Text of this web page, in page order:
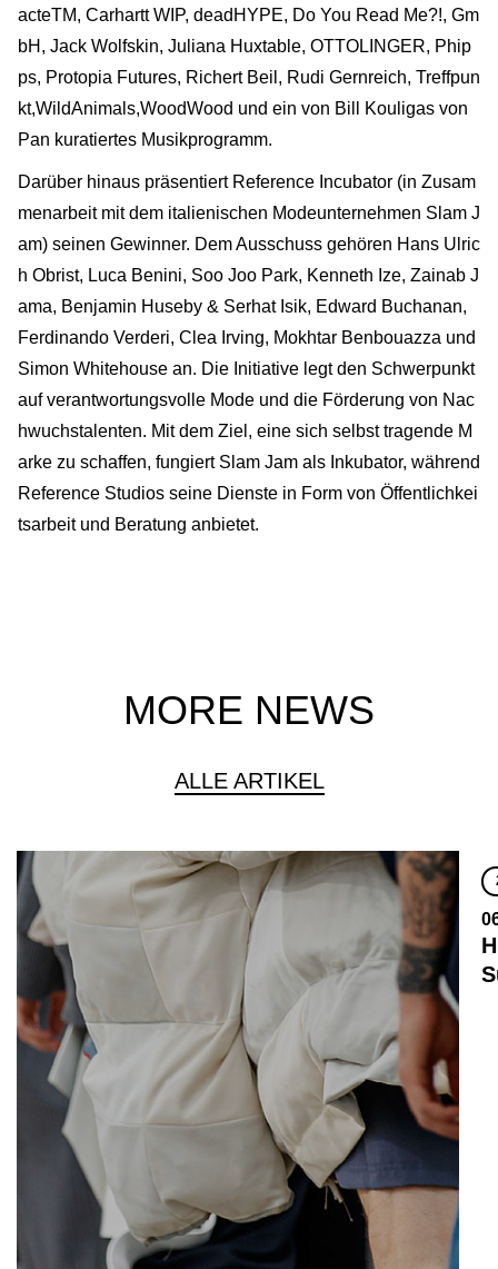
acteTM, Carhartt WIP, deadHYPE, Do You Read Me?!, Gm
bH, Jack Wolfskin, Juliana Huxtable, OTTOLINGER, Phip
ps, Protopia Futures, Richert Beil, Rudi Gernreich, Treffpun
kt,WildAnimals,WoodWood und ein von Bill Kouligas von
Pan kuratiertes Musikprogramm.
Darüber hinaus präsentiert Reference Incubator (in Zusam
menarbeit mit dem italienischen Modeunternehmen Slam J
am) seinen Gewinner. Dem Ausschuss gehören Hans Ulric
h Obrist, Luca Benini, Soo Joo Park, Kenneth Ize, Zainab J
ama, Benjamin Huseby & Serhat Isik, Edward Buchanan,
Ferdinando Verderi, Clea Irving, Mokhtar Benbouazza und
Simon Whitehouse an. Die Initiative legt den Schwerpunkt
auf verantwortungsvolle Mode und die Förderung von Nac
hwuchstalenten. Mit dem Ziel, eine sich selbst tragende M
arke zu schaffen, fungiert Slam Jam als Inkubator, während
Reference Studios seine Dienste in Form von Öffentlichkei
tsarbeit und Beratung anbietet.
MORE NEWS
ALLE ARTIKEL